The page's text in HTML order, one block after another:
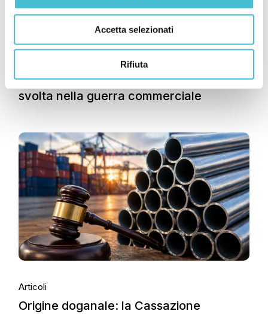
Accetta selezionati
Rifiuta
USA, la Corte annulla i dazi di Trump:
svolta nella guerra commerciale
Articoli
Origine doganale: la Cassazione